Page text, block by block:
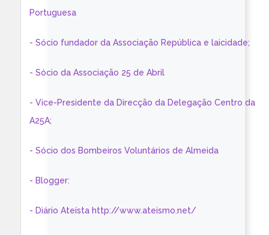
Portuguesa
- Sócio fundador da Associação República e laicidade;
- Sócio da Associação 25 de Abril
- Vice-Presidente da Direcção da Delegação Centro da
A25A;
- Sócio dos Bombeiros Voluntários de Almeida
- Blogger:
- Diário Ateísta http://www.ateismo.net/